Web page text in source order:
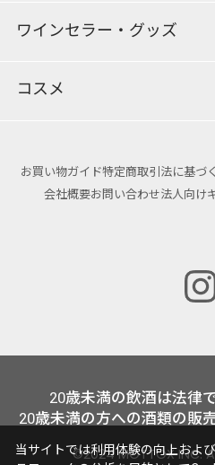
ワインセラー・グッズ
コスメ
お買い物ガイド特定商取引法に基づ
会社概要お問い合わせ法人向け
20歳未満の飲酒は法律
20歳未満の方への酒類の販
©2024 MOTTOX INC.
当サイトでは利用体験の向上およ